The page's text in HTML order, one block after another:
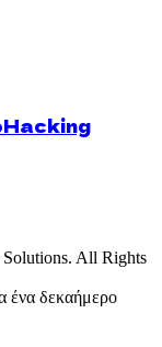
All Rights
ένα δεκαήμερο